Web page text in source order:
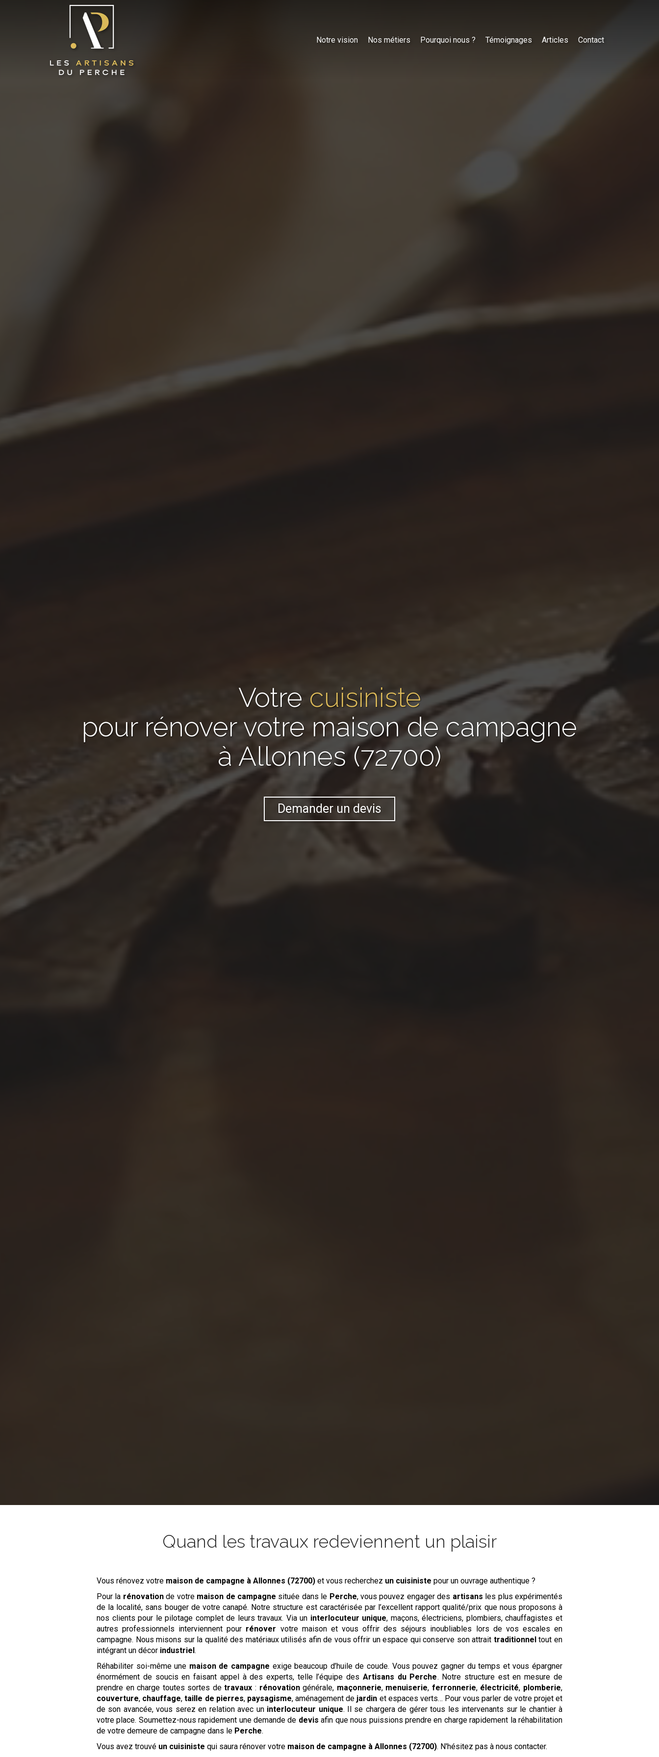
Notre vision Nos métiers Pourquoi nous ? Témoignages Articles Contact
Votre cuisiniste
pour rénover votre maison de campagne
à Allonnes (72700)
Demander un devis
Quand les travaux redeviennent un plaisir
Vous rénovez votre maison de campagne à Allonnes (72700) et vous recherchez un cuisiniste pour un ouvrage authentique ?
Pour la rénovationde votre maison de campagne située dans le Perche, vous pouvez engager des artisans les plus expérimentés
de la localité, sans bouger de votre canapé. Notre structure est caractérisée par l’excellent rapport qualité/prix que nous proposons à
nos clients pour le pilotage complet de leurs travaux. Via un interlocuteur unique, maçons, électriciens, plombiers, chauffagistes et
autres professionnels interviennent pour rénover votre maison et vous offrir des séjours inoubliables lors de vos escales en
campagne. Nous misons sur la qualité des matériaux utilisés afin de vous offrir un espace qui conserve son attrait traditionneltout en
intégrant un décor industriel.
Réhabiliter soi-même une maison de campagne exige beaucoup d’huile de coude. Vous pouvez gagner du temps et vous épargner
énormément de soucis en faisant appel à des experts, telle l’équipe des Artisans du Perche. Notre structure est en mesure de
prendre en charge toutes sortes detravaux : rénovationgénérale, maçonnerie, menuiserie, ferronnerie, électricité, plomberie,
couverture, chauffage,taille de pierres, paysagisme, aménagement de jardin et espaces verts… Pour vous parler de votre projet et
de son avancée, vous serez en relation avec un interlocuteur unique. Il se chargera de gérer tous les intervenants sur le chantier à
votre place. Soumettez-nous rapidement une demande de devis afin que nous puissions prendre en charge rapidement la réhabilitation
de votre demeure de campagne dans le Perche.
Vous avez trouvé un cuisiniste qui saura rénover votre maison de campagne à Allonnes (72700). N'hésitez pas à nous contacter.